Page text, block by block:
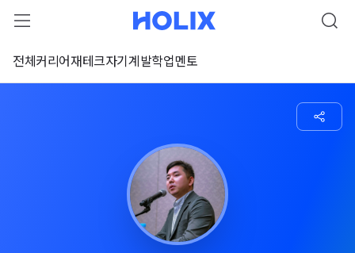
전체 커리어재테크자기계발학업멘토